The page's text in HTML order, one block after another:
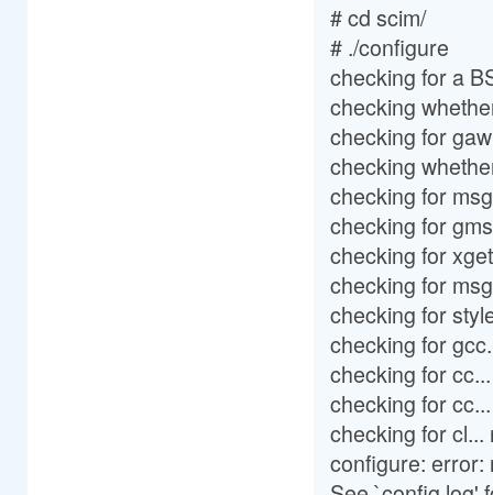
# cd scim/
# ./configure
checking for a
checking
checking for
checking
checking for
checking for
checking for
checking for
checking for
checking for
checking for
checking for
checking for cl...
configure: error: